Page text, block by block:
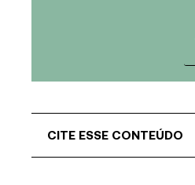
CITE ESSE CONTEÚDO